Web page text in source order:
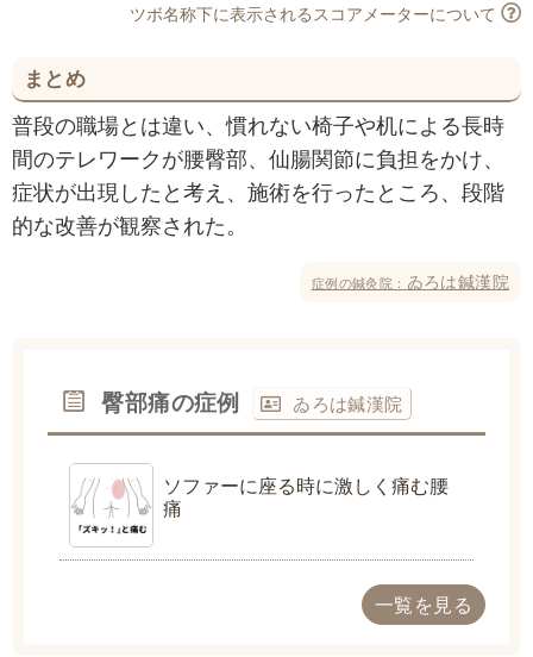
ツボ名称下に表示されるスコアメーターについて
まとめ
普段の職場とは違い、慣れない椅子や机による長時
間のテレワークが腰臀部、仙腸関節に負担をかけ、
症状が出現したと考え、施術を行ったところ、段階
的な改善が観察された。
症例の鍼灸院： ゐろは鍼漢院
臀部痛の症例 ゐろは鍼漢院
ソファーに座る時に激しく痛む腰
痛
一覧を見る